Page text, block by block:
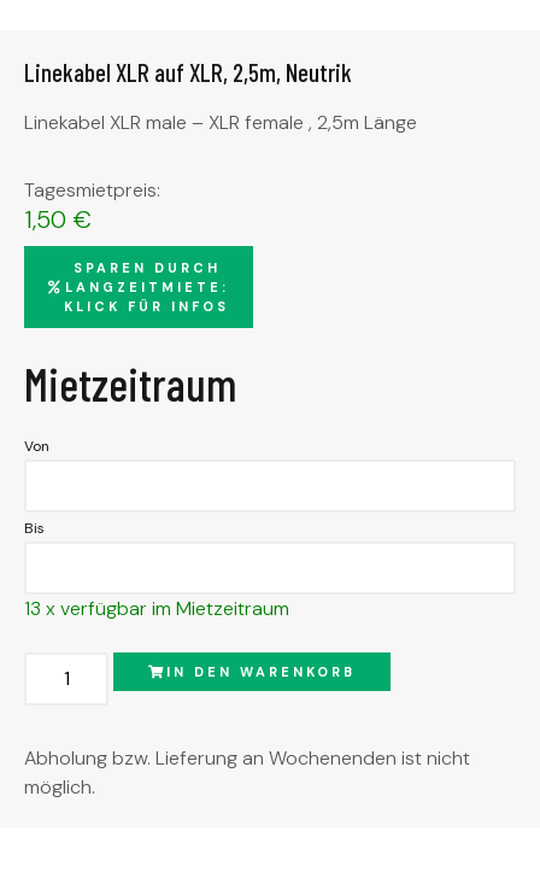
Linekabel XLR auf XLR, 2,5m, Neutrik
Linekabel XLR male – XLR female , 2,5m Länge
Tagesmietpreis:
1,50 €
SPAREN DURCH
LANGZEITMIETE:
KLICK FÜR INFOS
Mietzeitraum
Von
Bis
13 x verfügbar im Mietzeitraum
IN DEN WARENKORB
Abholung bzw. Lieferung an Wochenenden ist nicht
möglich.